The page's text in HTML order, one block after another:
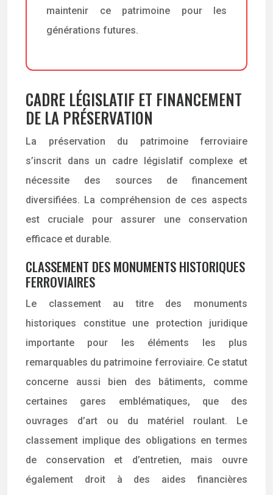
maintenir ce patrimoine pour les
générations futures.
CADRE LÉGISLATIF ET FINANCEMENT
DE LA PRÉSERVATION
La préservation du patrimoine ferroviaire
s’inscrit dans un cadre législatif complexe et
nécessite des sources de financement
diversifiées. La compréhension de ces aspects
est cruciale pour assurer une conservation
efficace et durable.
CLASSEMENT DES MONUMENTS HISTORIQUES
FERROVIAIRES
Le classement au titre des monuments
historiques constitue une protection juridique
importante pour les éléments les plus
remarquables du patrimoine ferroviaire. Ce statut
concerne aussi bien des bâtiments, comme
certaines gares emblématiques, que des
ouvrages d’art ou du matériel roulant. Le
classement implique des obligations en termes
de conservation et d’entretien, mais ouvre
également droit à des aides financières